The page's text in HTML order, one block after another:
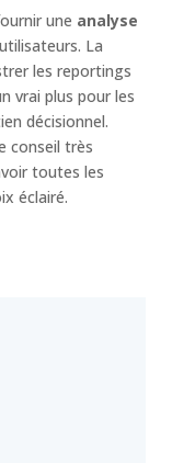
une analyse
La
les reportings
vrai plus pour les
décisionnel.
conseil très
toutes les
éclairé.